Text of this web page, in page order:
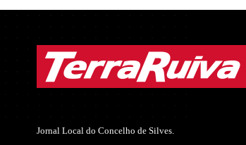
Jornal Local do Concelho de Silves.